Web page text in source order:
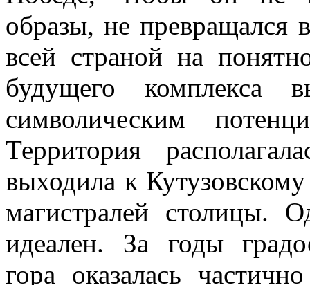
образы, не превращался
всей страной на
будущего комплекса
символическим
Территория
выходила к
магистралей столицы.
идеален. За годы
гора оказалась